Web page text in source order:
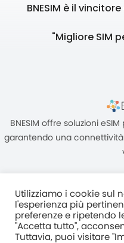
BNESIM è il
"Migliore SIM
BNESIM offre soluzioni
garantendo una
Unità C, 8/F, King Palace
Utilizziamo i cookie sul
l'esperienza più
preferenze e ripetendo
"Accetta tutto",
Tuttavia, puoi visitare